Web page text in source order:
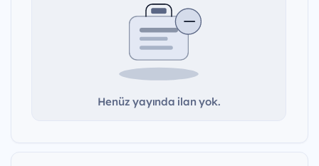
Henüz yayında ilan yok.